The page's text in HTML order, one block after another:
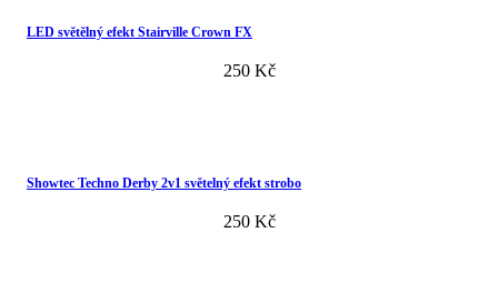
LED světělný efekt Stairville Crown FX
250 Kč
Showtec Techno Derby 2v1 světelný efekt strobo
250 Kč